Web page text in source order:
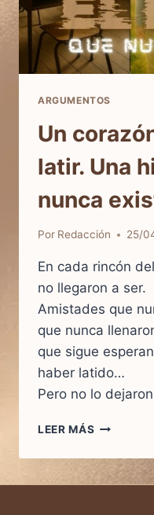
ARGUMENTOS
Un
latir. Una
nunca
Por Redacción 25/
En cada rincón
no llegaron a ser.
Amistades que
que nunca
que sigue
haber latido…
Pero no lo
LEER MÁS UN
QUE
PUDO